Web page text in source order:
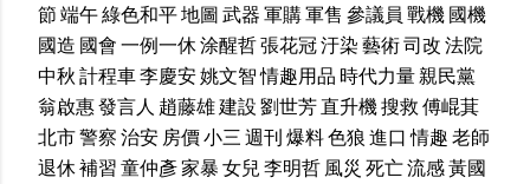
節端午綠色和平地圖武器軍購軍售 參議員 戰機國機
國造 國會一例一休涂醒哲張花冠汙染藝術司改法院
中秋計程車李慶安姚文智情趣用品 時代力量親民黨
翁啟惠發言人 趙藤雄建設劉世芳直升機搜救傅崐萁
北市警察治安房價小三週刊爆料色狼進口 情趣老師
退休補習童仲彥家暴女兒李明哲風災 死亡流感黃國